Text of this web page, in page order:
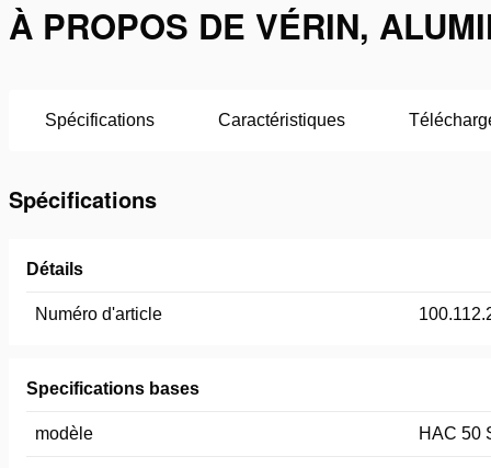
À PROPOS DE VÉRIN,
Spécifications Caractéristiques
Spécifications
Détails
Numéro d'article
Specifications bases
modèle HAC 50